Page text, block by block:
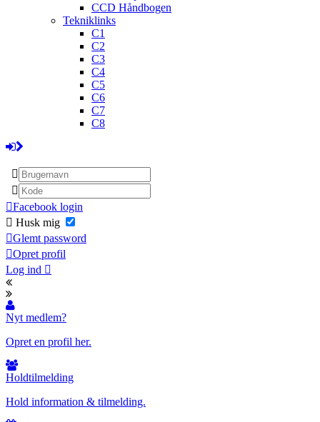
CCD Håndbogen
Tekniklinks
C1
C2
C3
C4
C5
C6
C7
C8
Facebook login
Husk mig
Glemt password
Opret profil
Log ind
Nyt medlem?
Opret en profil her.
Holdtilmelding
Hold information & tilmelding.